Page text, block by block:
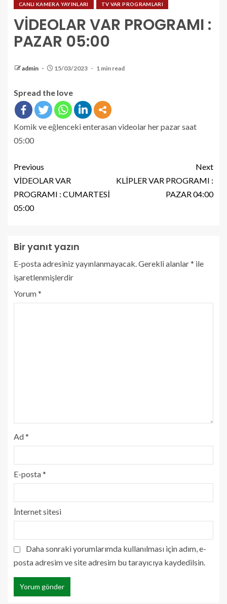
CANLI KAMERA YAYINLARI TV VAR PROGRAMLARI
VİDEOLAR VAR PROGRAMI :
PAZAR 05:00
admin 15/03/2023 1 min read
Spread the love
Komik ve eğlenceki enterasan videolar her pazar saat
05:00
Previous
VİDEOLAR VAR
PROGRAMI : CUMARTESİ
05:00
Next
KLİPLER VAR PROGRAMI :
PAZAR 04:00
Bir yanıt yazın
E-posta adresiniz yayınlanmayacak.Gerekli alanlar* ile
işaretlenmişlerdir
Yorum*
Ad*
E-posta*
İnternet sitesi
Daha sonraki yorumlarımda kullanılması için adım, e-
posta adresim ve site adresim bu tarayıcıya kaydedilsin.